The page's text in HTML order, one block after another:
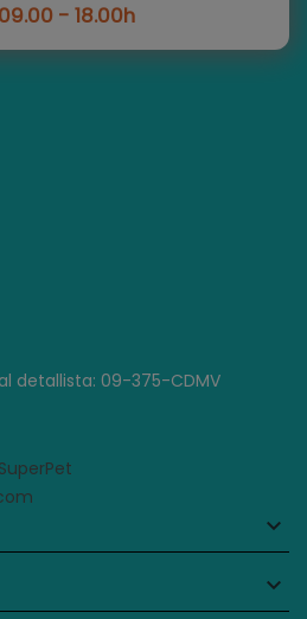
- 18.00h
detallista: 09-375-CDMV
keyboard_arrow_down
keyboard_arrow_down